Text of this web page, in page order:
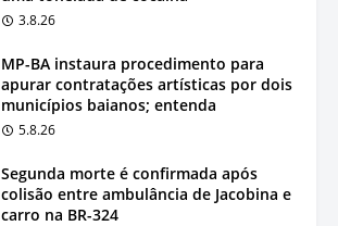
3.8.26
MP-BA instaura procedimento para
apurar contratações artísticas por dois
municípios baianos; entenda
5.8.26
Segunda morte é confirmada após
colisão entre ambulância de Jacobina e
carro na BR-324